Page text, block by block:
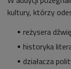
kultury, którzy
reżysera
historyka
działacza